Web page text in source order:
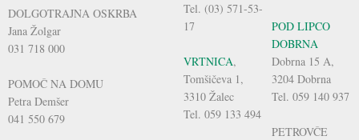
DOLGOTRAJNA OSKRBA
Jana Žolgar
031 718 000
POMOČ NA DOMU
Petra Demšer
041 550 679
Tel. (03) 571-53-
17
VRTNICA,
Tomšičeva 1,
3310 Žalec
Tel. 059 133 494
POD LIPCO
DOBRNA
Dobrna 15 A,
3204 Dobrna
Tel. 059 140 937
PETROVČE